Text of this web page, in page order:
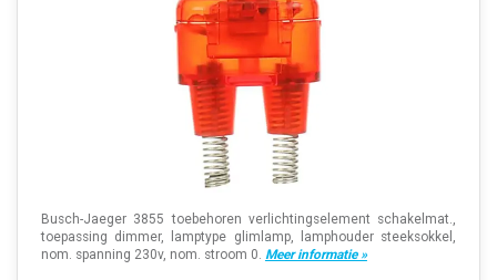
Busch-Jaeger 3855 toebehoren verlichtingselement schakelmat.,
toepassing dimmer, lamptype glimlamp, lamphouder steeksokkel,
nom. spanning 230v, nom. stroom 0. Meer informatie »